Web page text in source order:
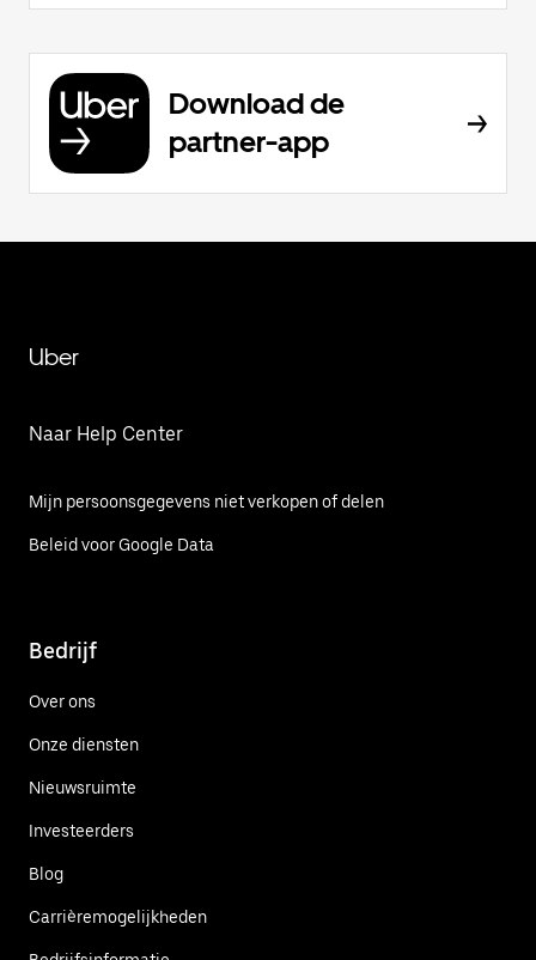
Download de
partner-app
Uber
Naar Help Center
Mijn persoonsgegevens niet verkopen of delen
Beleid voor Google Data
Bedrijf
Over ons
Onze diensten
Nieuwsruimte
Investeerders
Blog
Carrièremogelijkheden